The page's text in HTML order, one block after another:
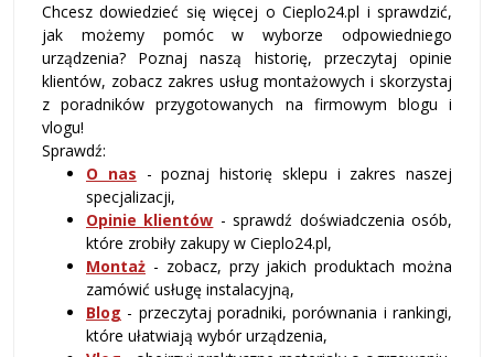
Chcesz dowiedzieć się więcej o Cieplo24.pl i sprawdzić,
jak możemy pomóc w wyborze odpowiedniego
urządzenia? Poznaj naszą historię, przeczytaj opinie
klientów, zobacz zakres usług montażowych i skorzystaj
z poradników przygotowanych na firmowym blogu i
vlogu!
Sprawdź:
O nas - poznaj historię sklepu i zakres naszej
specjalizacji,
Opinie klientów - sprawdź doświadczenia osób,
które zrobiły zakupy w Cieplo24.pl,
Montaż - zobacz, przy jakich produktach można
zamówić usługę instalacyjną,
Blog - przeczytaj poradniki, porównania i rankingi,
które ułatwiają wybór urządzenia,